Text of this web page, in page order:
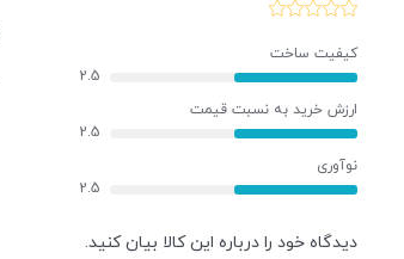
کیفیت ساخت
2.5
ارزش خرید به نسبت قیمت
2.5
نوآوری
2.5
دیدگاه خود را درباره این کالا بیان کنید.